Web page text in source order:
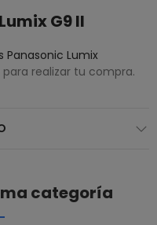
G9 II
Lumix
realizar tu compra.
categoría